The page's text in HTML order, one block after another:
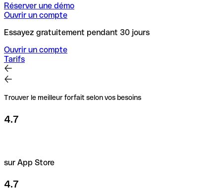
Réserver une démo
Ouvrir un compte
Essayez gratuitement pendant 30 jours
Ouvrir un compte
Tarifs
Trouver le meilleur forfait selon vos besoins
4.7
sur App Store
4.7